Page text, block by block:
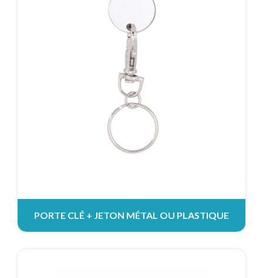
PORTE CLÉ + JETON MÉTAL OU PLASTIQUE